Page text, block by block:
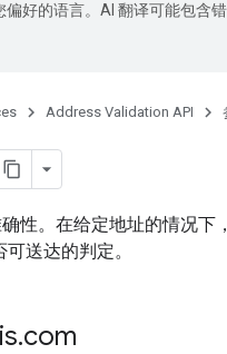
偏好的语言。AI 翻译可能包含错
Address Validation API
性。在给定地址的情况下
送达的判定。
.com